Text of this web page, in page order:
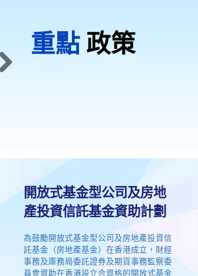
重點 政策
加強與內地的金融合
開放式基金型公司及房地
產投資信託基金資助計劃
為鼓勵開放式基金型公司及房地產投資信
託基金（房地產基金）在香港成立，財經
事務及庫務局委託證券及期貨事務監察委
員會資助在香港設立合資格的開放式基金